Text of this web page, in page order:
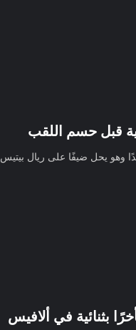
قبل حسم اللقب
وهو يحل ضيفًا على ريال بيتيس